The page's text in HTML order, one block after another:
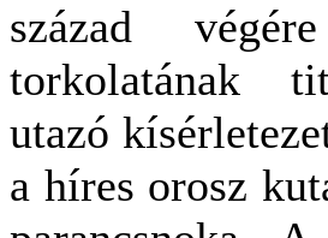
század
torkolatának
utazó
a híres orosz